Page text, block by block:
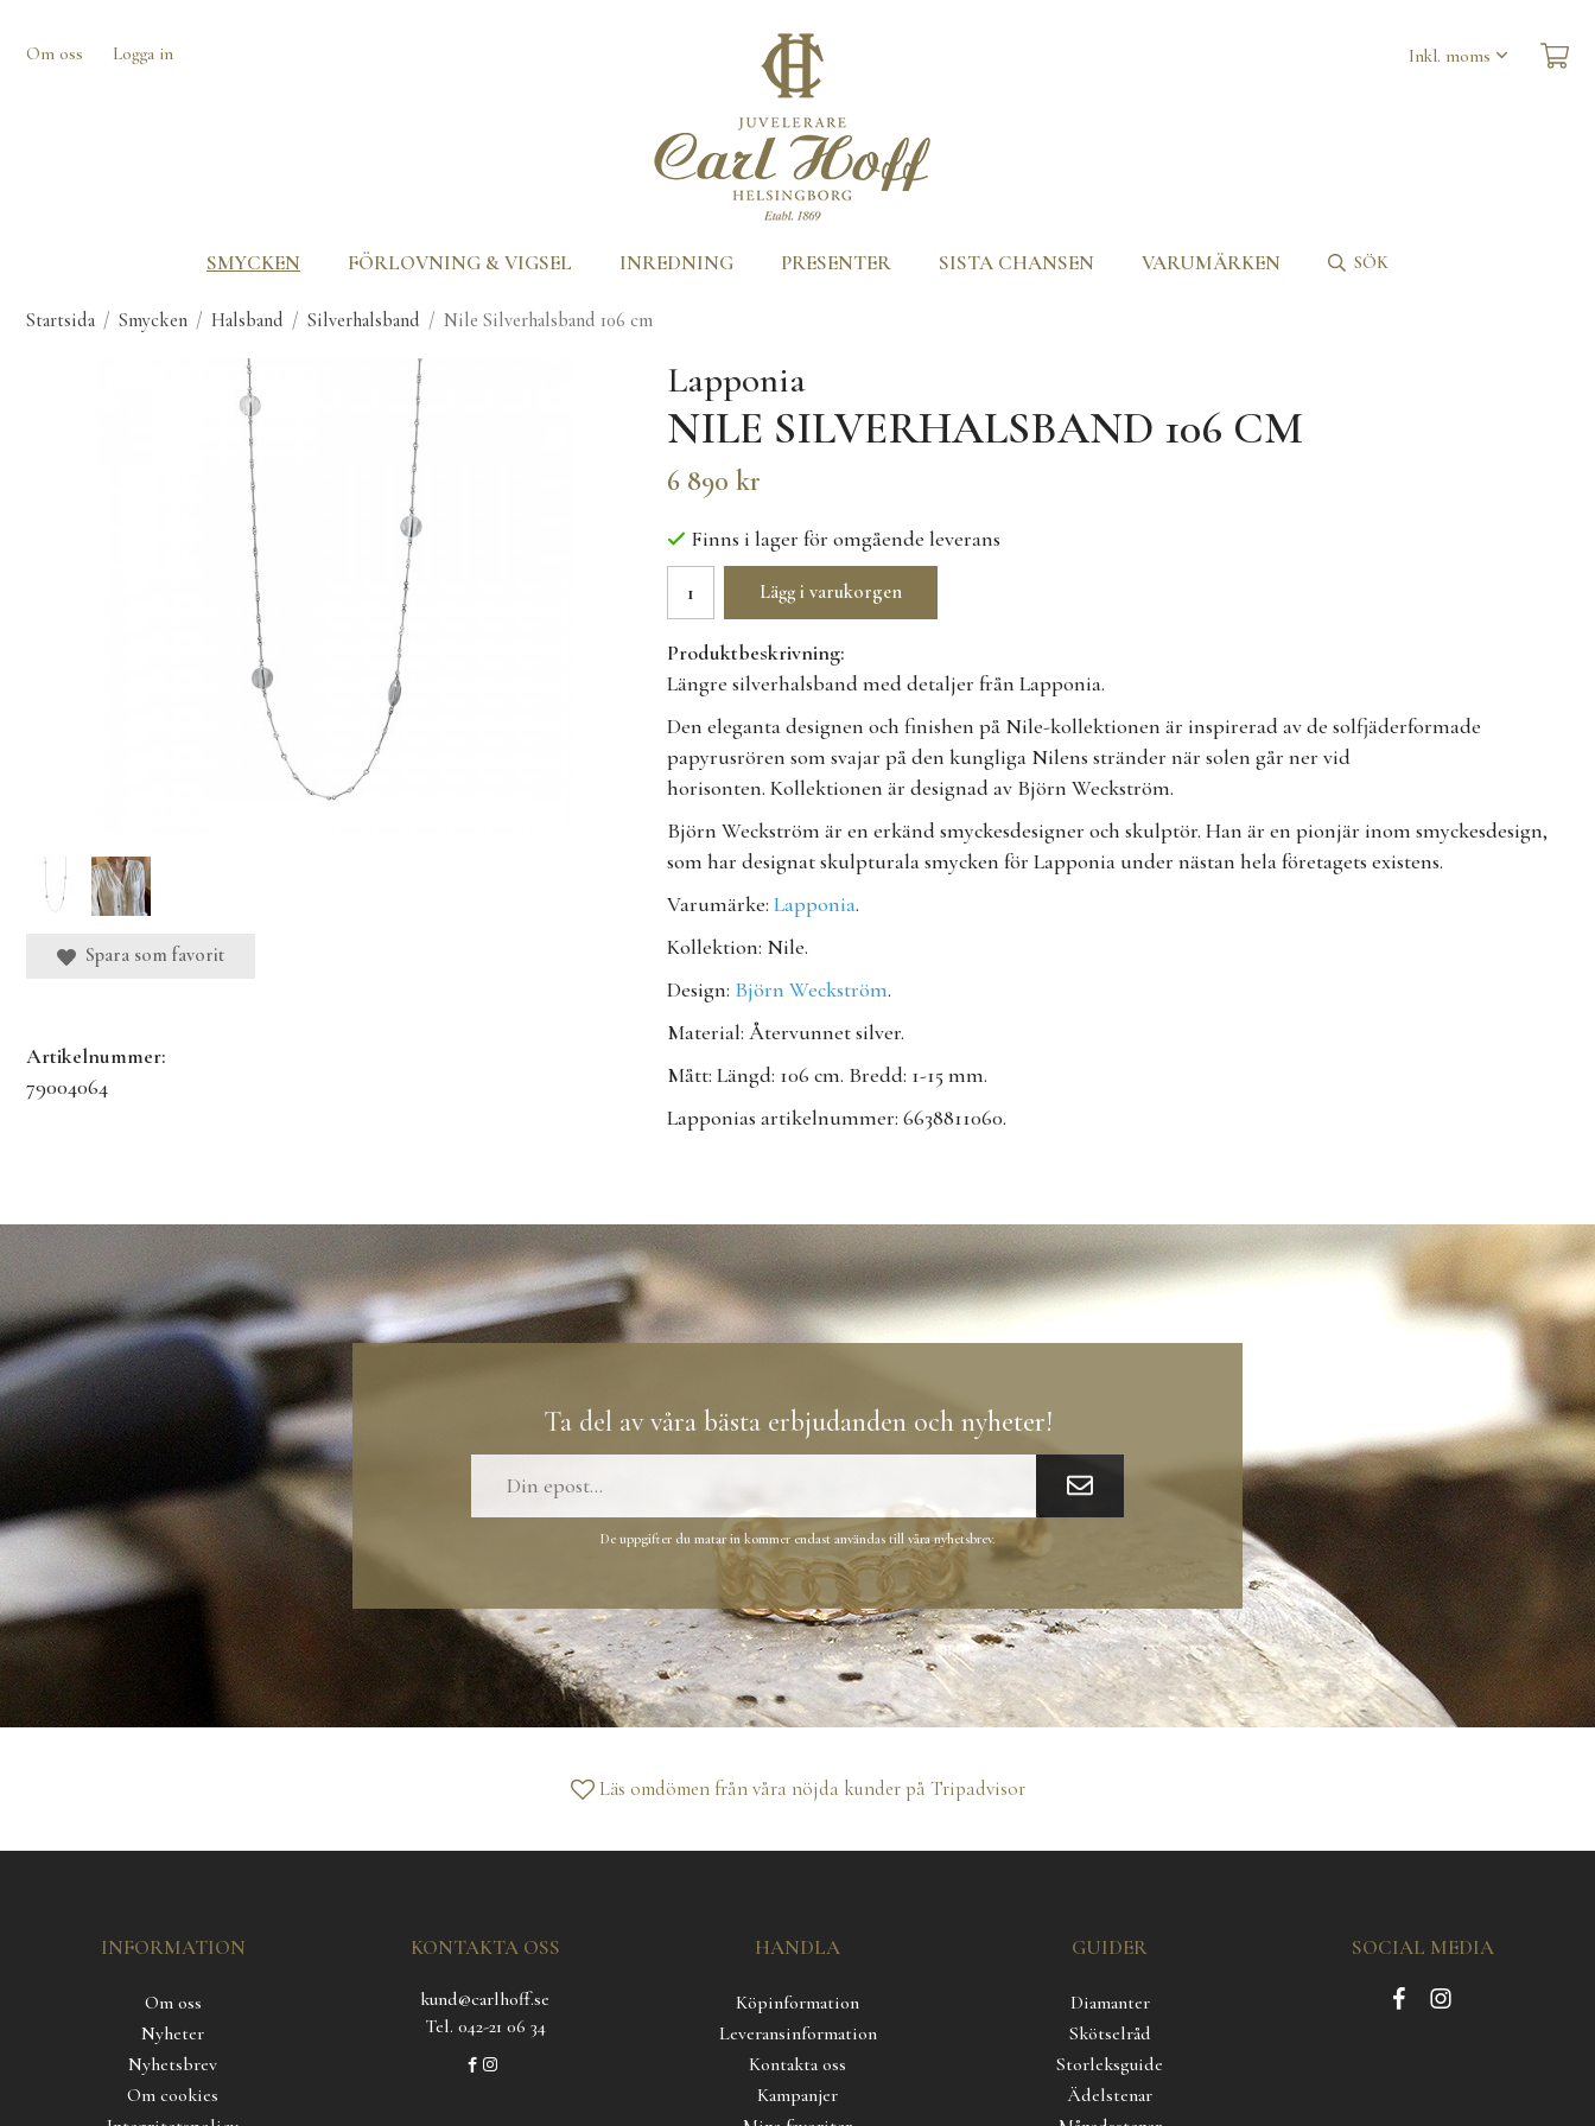
Om oss Logga in
SMYCKEN FÖRLOVNING & VIGSEL INREDNING PRESENTER SISTA CHANSEN VARUMÄRKEN SÖK
Startsida / Smycken / Halsband / Silverhalsband / Nile Silverhalsband 106 cm
Lapponia
NILE SILVERHALSBAND 106 CM
6 890 kr
Finns i lager för omgående leverans
Lägg i varukorgen
Produktbeskrivning:
Längre silverhalsband med detaljer från Lapponia.
Den eleganta designen och finishen på Nile-kollektionen är inspirerad av de solfjäderformade
papyrusrören som svajar på den kungliga Nilens stränder när solen går ner vid
horisonten. Kollektionen är designad av Björn Weckström.
Björn Weckström är en erkänd smyckesdesigner och skulptör. Han är en pionjär inom smyckesdesign,
som har designat skulpturala smycken för Lapponia under nästan hela företagets existens.
Varumärke: Lapponia.
Kollektion: Nile.
Design: Björn Weckström.
Material: Återvunnet silver.
Mått: Längd: 106 cm. Bredd: 1-15 mm.
Lapponias artikelnummer: 6638811060.
Spara som favorit
Artikelnummer:
79004064
Ta del av våra bästa erbjudanden och nyheter!
De uppgifter du matar in kommer endast användas till våra nyhetsbrev.
Läs omdömen från våra nöjda kunder på Tripadvisor
INFORMATION
Om oss
Nyheter
Nyhetsbrev
Om cookies
KONTAKTA OSS
kund@carlhoff.se
Tel. 042-21 06 34
HANDLA
Köpinformation
Leveransinformation
Kontakta oss
Kampanjer
GUIDER
Diamanter
Skötselråd
Storleksguide
Ädelstenar
SOCIAL MEDIA